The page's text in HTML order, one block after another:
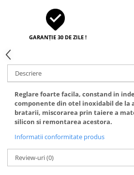
GARANȚIE 30 DE ZILE !
Descriere
Reglare foarte facila, constand in
componente din otel inoxidabil de la
bratarii, miscorarea prin taiere a
silicon si remontarea acestora.
Informatii conformitate produs
Review-uri(0)